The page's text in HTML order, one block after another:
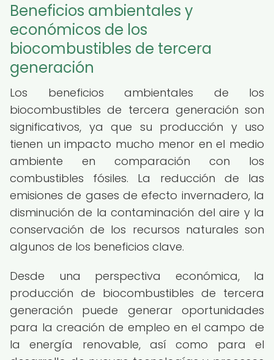
Beneficios ambientales y
económicos de los
biocombustibles de tercera
generación
Los beneficios ambientales de los
biocombustibles de tercera generación son
significativos, ya que su producción y uso
tienen un impacto mucho menor en el medio
ambiente en comparación con los
combustibles fósiles. La reducción de las
emisiones de gases de efecto invernadero, la
disminución de la contaminación del aire y la
conservación de los recursos naturales son
algunos de los beneficios clave.
Desde una perspectiva económica, la
producción de biocombustibles de tercera
generación puede generar oportunidades
para la creación de empleo en el campo de
la energía renovable, así como para el